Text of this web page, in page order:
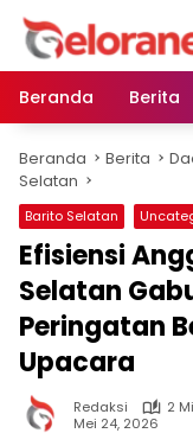
Langsung
konten
Beranda
Berita
Beranda Berita
Selatan
Barito Selatan
Efisiensi
Selatan
Peringatan
Upacara
Redaksi
2
Mei 24, 2026